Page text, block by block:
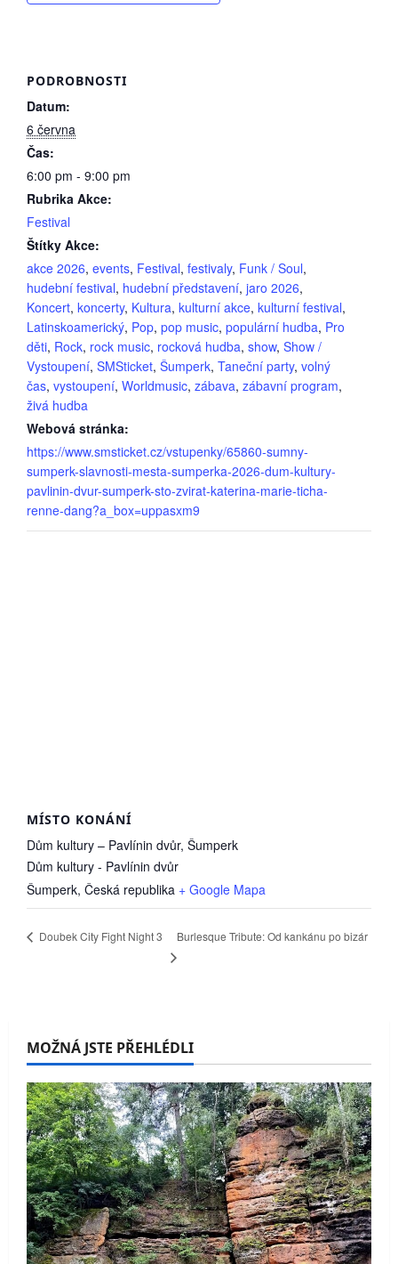
PODROBNOSTI
Datum:
6 června
Čas:
6:00 pm - 9:00 pm
Rubrika Akce:
Festival
Štítky Akce:
akce 2026, events, Festival, festivaly, Funk / Soul,
hudební festival, hudební představení, jaro 2026,
Koncert, koncerty, Kultura, kulturní akce, kulturní festival,
Latinskoamerický, Pop, pop music, populární hudba, Pro
děti, Rock, rock music, rocková hudba, show, Show /
Vystoupení, SMSticket, Šumperk, Taneční party, volný
čas, vystoupení, Worldmusic, zábava, zábavní program,
živá hudba
Webová stránka:
https://www.smsticket.cz/vstupenky/65860-sumny-
sumperk-slavnosti-mesta-sumperka-2026-dum-kultury-
pavlinin-dvur-sumperk-sto-zvirat-katerina-marie-ticha-
renne-dang?a_box=uppasxm9
MÍSTO KONÁNÍ
Dům kultury – Pavlínin dvůr, Šumperk
Dům kultury - Pavlínin dvůr
Šumperk, Česká republika + Google Mapa
Doubek City Fight Night 3 Burlesque Tribute: Od kankánu po bizár
MOŽNÁ JSTE PŘEHLÉDLI